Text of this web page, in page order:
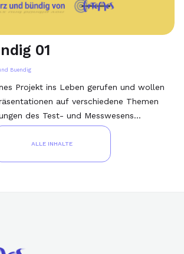
01
Buendig
Projekt ins Leben gerufen und wollen
auf verschiedene Themen
des Test- und Messwesens
und erste Einblicke geben.
ALLE INHALTE